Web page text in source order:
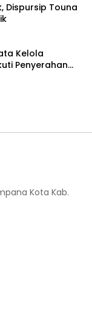
Dispursip Touna
Kelola
Penyerahan
TA 2025
Kota Kab.